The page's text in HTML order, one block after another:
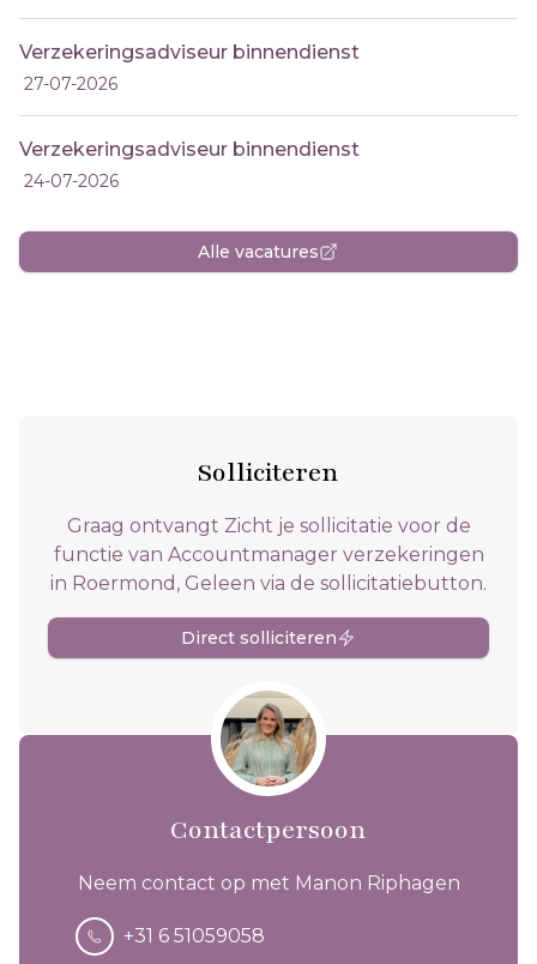
Verzekeringsadviseur binnendienst
27-07-2026
Verzekeringsadviseur binnendienst
24-07-2026
Alle vacatures
Solliciteren
Graag ontvangt Zicht je sollicitatie voor de
functie van Accountmanager verzekeringen
in Roermond, Geleen via de sollicitatiebutton.
Direct solliciteren
Contactpersoon
Neem contact op met Manon Riphagen
+31 6 51059058